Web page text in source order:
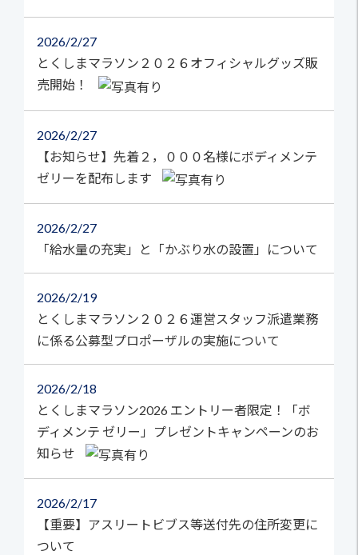
2026 2/27
とくしまマラソン２０２６オフィシャルグッズ販
売開始！
2026 2/27
【お知らせ】先着２，０００名様にボディメンテ
ゼリーを配布します
2026 2/27
「給水量の充実」と「かぶり水の設置」について
2026 2/19
とくしまマラソン２０２６運営スタッフ派遣業務
に係る公募型プロポーザルの実施について
2026 2/18
とくしまマラソン2026 エントリー者限定！「ボ
ディメンテ ゼリー」プレゼントキャンペーンのお
知らせ
2026 2/17
【重要】アスリートビブス等送付先の住所変更に
ついて